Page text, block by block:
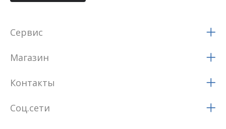
Сервис
Магазин
Контакты
Соц.сети